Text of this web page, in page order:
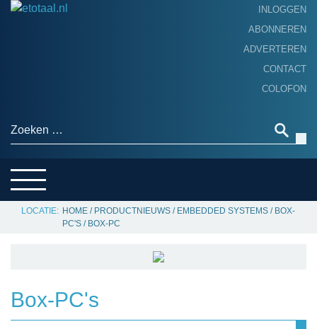
INLOGGEN
ABONNEREN
ADVERTEREN
CONTACT
COLOFON
Zoeken naar:
SERVICE
HOME / PRODUCTNIEUWS / EMBEDDED SYSTEMS / BOX-
PC'S / BOX-PC
Box-PC's